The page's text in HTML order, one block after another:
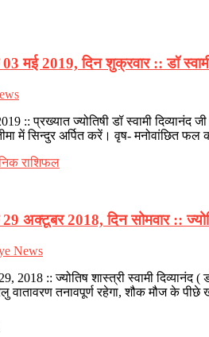
मई 2019, दिन शुक्रवार :: डॉ स्वामी
:: प्रख्यात ज्योतिषी डॉ स्वामी
में सिन्दुर अर्पित करें। वृष- मनोवांछित फल
अक्टूबर 2018, दिन सोमवार ::
News
2018 :: ज्योतिष शास्त्री स्वामी
वातावरण तनावपूर्ण रहेगा, शौक मौज के